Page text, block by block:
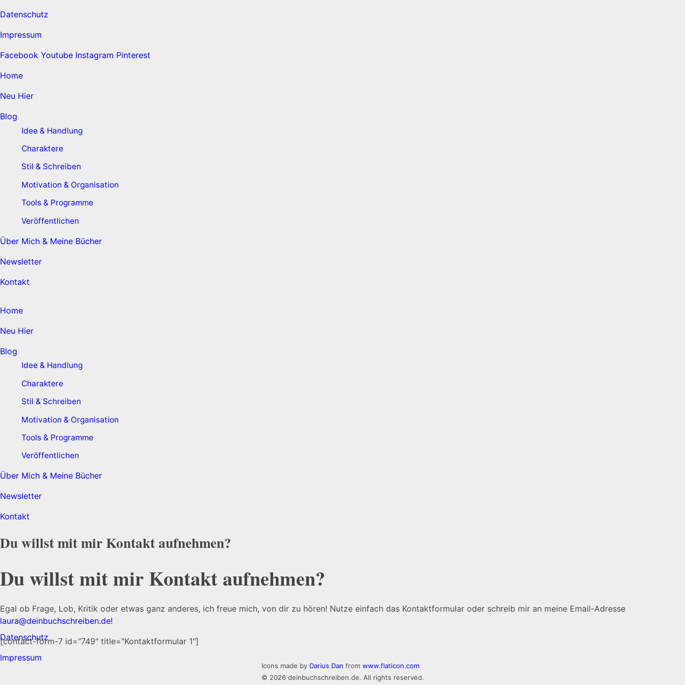
Datenschutz
Impressum
Facebook Youtube Instagram Pinterest
Home
Neu Hier
Blog
Idee & Handlung
Charaktere
Stil & Schreiben
Motivation & Organisation
Tools & Programme
Veröffentlichen
Über Mich & Meine Bücher
Newsletter
Kontakt
Home
Neu Hier
Blog
Idee & Handlung
Charaktere
Stil & Schreiben
Motivation & Organisation
Tools & Programme
Veröffentlichen
Über Mich & Meine Bücher
Newsletter
Kontakt
Du willst mit mir Kontakt aufnehmen?
Du willst mit mir Kontakt aufnehmen?
Egal ob Frage, Lob, Kritik oder etwas ganz anderes, ich freue mich, von dir zu hören! Nutze einfach das Kontaktformular oder schreib mir an meine Email-Adresse
laura@deinbuchschreiben.de!
[contact-form-7 id="749" title="Kontaktformular 1"]
Datenschutz
Impressum
Icons made by Darius Dan from www.flaticon.com
© 2026 deinbuchschreiben.de. All rights reserved.